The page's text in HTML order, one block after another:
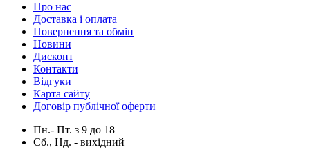
Про нас
Доставка і оплата
Повернення та обмін
Новини
Дисконт
Контакти
Відгуки
Карта сайту
Договір публічної оферти
Пн.- Пт. з 9 до 18
Сб., Нд. - вихідний